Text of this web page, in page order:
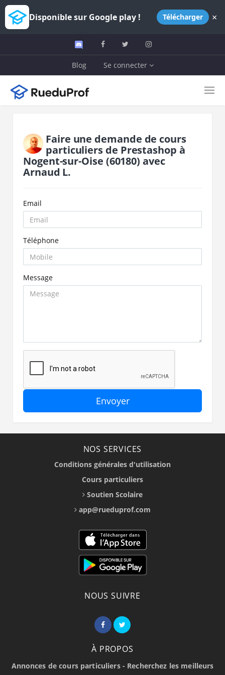
Disponible sur Google play ! Télécharger ×
Blog Se connecter
Faire une demande de cours
particuliers de Prestashop à
Nogent-sur-Oise (60180) avec
Arnaud L.
Email
Téléphone
Message
Envoyer
NOS SERVICES
Conditions générales d'utilisation
Cours particuliers
Soutien Scolaire
app@rueduprof.com
NOUS SUIVRE
À PROPOS
Annonces de cours particuliers - Recherchez les meilleurs